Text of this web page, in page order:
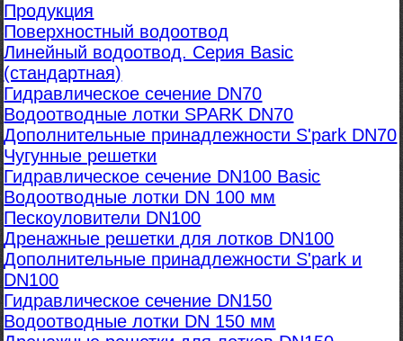
Продукция
Поверхностный водоотвод
Линейный водоотвод. Серия Basic
(стандартная)
Гидравлическое сечение DN70
Водоотводные лотки SPARK DN70
Дополнительные принадлежности S'park DN70
Чугунные решетки
Гидравлическое сечение DN100 Basic
Водоотводные лотки DN 100 мм
Пескоуловители DN100
Дренажные решетки для лотков DN100
Дополнительные принадлежности S'park и
DN100
Гидравлическое сечение DN150
Водоотводные лотки DN 150 мм